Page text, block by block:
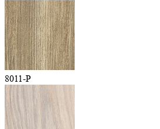
8011-P